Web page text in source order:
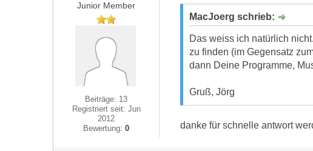
Junior Member
Beiträge: 13
Registriert seit: Jun
2012
Bewertung:0
MacJoerg schrieb:
Das weiss ich natürlich
zu finden (im Gegensatz
dann Deine Programme,
Gruß, Jörg
danke für schnelle antwort